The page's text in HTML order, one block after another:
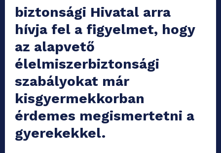
biztonsági Hivatal arra
hívja fel a figyelmet, hogy
az alapvető
élelmiszerbiztonsági
szabályokat már
kisgyermekkorban
érdemes megismertetni a
gyerekekkel.